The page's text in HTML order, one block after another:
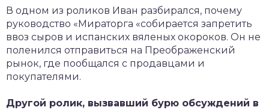
В одном из роликов Иван разбирался, почему
руководство «Мираторга «собирается запретить
ввоз сыров и испанских вяленых окороков. Он не
поленился отправиться на Преображенский
рынок, где пообщался с продавцами и
покупателями.
Другой ролик, вызвавший бурю обсуждений в